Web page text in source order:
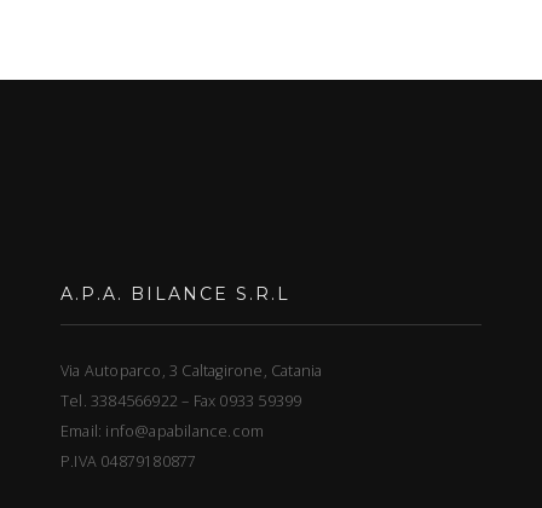
A.P.A. BILANCE S.R.L
Via Autoparco, 3 Caltagirone, Catania
Tel. 3384566922 – Fax 0933 59399
Email: info@apabilance.com
P.IVA 04879180877